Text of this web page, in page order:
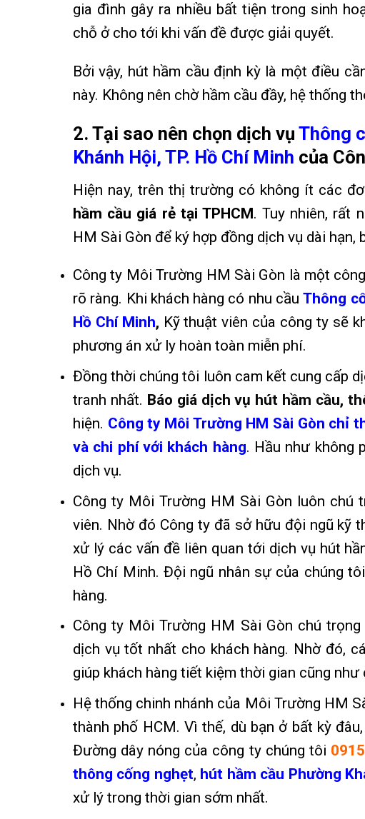
gia đình gây ra nhiều bất tiện trong sinh
chỗ ở cho tới khi vấn đề được giải quyết.
Bởi vậy, hút hầm cầu định kỳ là một điều
này. Không nên chờ hầm cầu đầy, hệ thống
2. Tại sao nên chọn dịch vụ Thông
Khánh Hội, TP. Hồ Chí Minh của
Hiện nay, trên thị trường có không ít các
hầm cầu giá rẻ tại TPHCM. Tuy nhiên, rất
HM Sài Gòn để ký hợp đồng dịch vụ dài hạn,
Công ty Môi Trường HM Sài Gòn là một
rõ ràng. Khi khách hàng có nhu cầu Thông
Hồ Chí Minh, Kỹ thuật viên của công ty sẽ
phương án xử ly hoàn toàn miễn phí.
Đồng thời chúng tôi luôn cam kết cung cấp
tranh nhất. Báo giá dịch vụ hút hầm cầu,
hiện. Công ty Môi Trường HM Sài Gòn chỉ
và chi phí với khách hàng. Hầu như không
dịch vụ.
Công ty Môi Trường HM Sài Gòn luôn chú
viên. Nhờ đó Công ty đã sở hữu đội ngũ kỹ
xử lý các vấn đề liên quan tới dịch vụ hút
Hồ Chí Minh. Đội ngũ nhân sự của chúng
hàng.
Công ty Môi Trường HM Sài Gòn chú
dịch vụ tốt nhất cho khách hàng. Nhờ đó,
giúp khách hàng tiết kiệm thời gian cũng như
Hệ thống chinh nhánh của Môi Trường HM
thành phố HCM. Vì thế, dù bạn ở bất kỳ
Đường dây nóng của công ty chúng tôi
thông cống nghẹt, hút hầm cầu Phường
xử lý trong thời gian sớm nhất.